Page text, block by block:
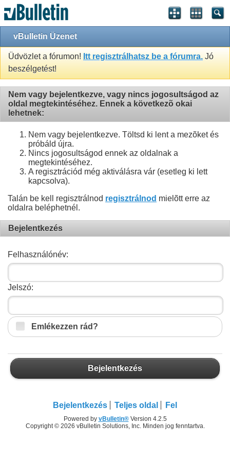
vBulletin Üzenet
Üdvözlet a fórumon! Itt regisztrálhatsz be a fórumra. Jó
beszélgetést!
Nem vagy bejelentkezve, vagy nincs jogosultságod az
oldal megtekintéséhez. Ennek a következõ okai
lehetnek:
Nem vagy bejelentkezve. Töltsd ki lent a mezõket és
próbáld újra.
Nincs jogosultságod ennek az oldalnak a
megtekintéséhez.
A regisztrációd még aktiválásra vár (esetleg ki lett
kapcsolva).
Talán be kell regisztrálnod regisztrálnod mielõtt erre az
oldalra beléphetnél.
Bejelentkezés
Felhasználónév:
Jelszó:
Emlékezzen rád?
Bejelentkezés
Bejelentkezés Teljes oldal Fel
Powered by vBulletin®Version 4.2.5
Copyright © 2026 vBulletin Solutions, Inc. Minden jog fenntartva.